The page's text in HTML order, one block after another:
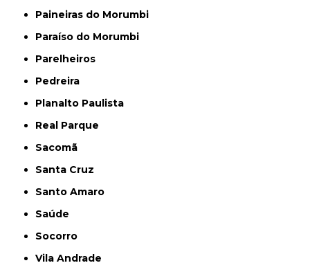
Paineiras do Morumbi
Paraíso do Morumbi
Parelheiros
Pedreira
Planalto Paulista
Real Parque
Sacomã
Santa Cruz
Santo Amaro
Saúde
Socorro
Vila Andrade